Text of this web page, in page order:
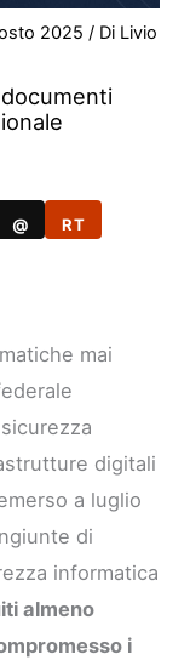
2025/ Di Livio
@ RT
mai
digitali
a luglio
di
informatica
almeno
i